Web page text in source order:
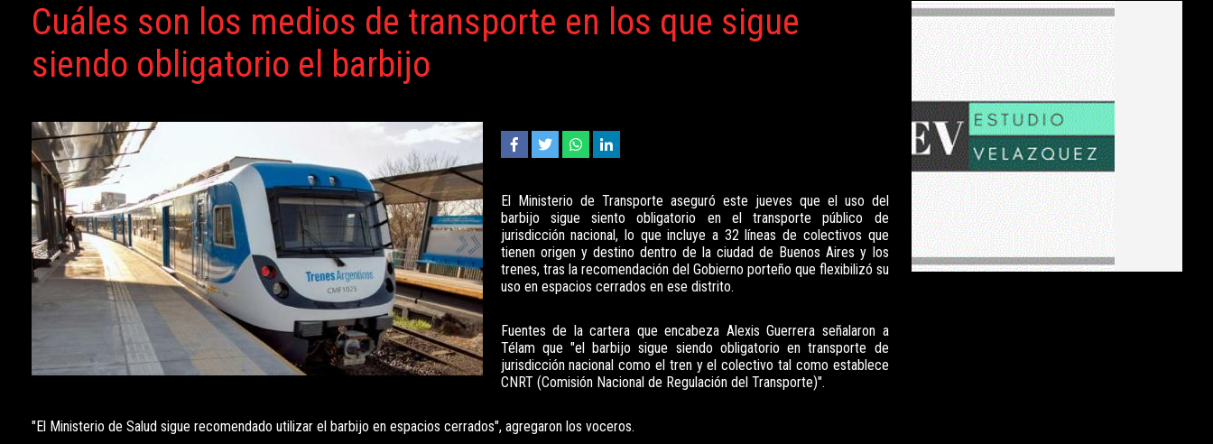
Cuáles son los medios de transporte en los que sigue
siendo obligatorio el barbijo
El Ministerio de Transporte aseguró este jueves que el uso del
barbijo sigue siento obligatorio en el transporte público de
jurisdicción nacional, lo que incluye a 32 líneas de colectivos que
tienen origen y destino dentro de la ciudad de Buenos Aires y los
trenes, tras la recomendación del Gobierno porteño que flexibilizó su
uso en espacios cerrados en ese distrito.
Fuentes de la cartera que encabeza Alexis Guerrera señalaron a
Télam que "el barbijo sigue siendo obligatorio en transporte de
jurisdicción nacional como el tren y el colectivo tal como establece
CNRT (Comisión Nacional de Regulación del Transporte)".
"El Ministerio de Salud sigue recomendado utilizar el barbijo en espacios cerrados", agregaron los voceros.